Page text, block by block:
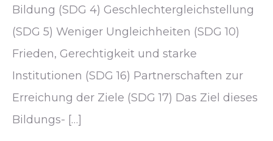
Bildung (SDG 4) Geschlechtergleichstellung
(SDG 5) Weniger Ungleichheiten (SDG 10)
Frieden, Gerechtigkeit und starke
Institutionen (SDG 16) Partnerschaften zur
Erreichung der Ziele (SDG 17) Das Ziel dieses
Bildungs- […]